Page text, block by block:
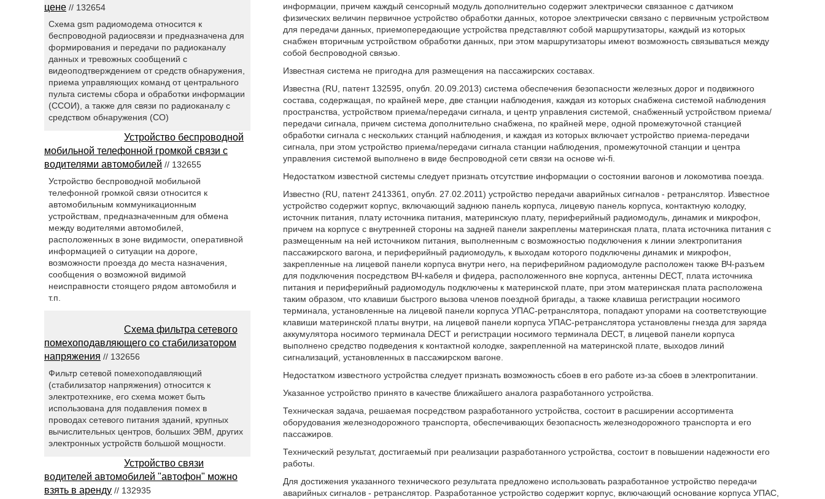
информации, причем каждый сенсорный модуль дополнительно содержит электрически связанное с датчиком
физических величин первичное устройство обработки данных, которое электрически связано с первичным устройством
для передачи данных, приемопередающие устройства представляют собой маршрутизаторы, каждый из которых
снабжен вторичным устройством обработки данных, при этом маршрутизаторы имеют возможность связываться между
собой беспроводной связью.
Известная система не пригодна для размещения на пассажирских составах.
Известна (RU, патент 132595, опубл. 20.09.2013) система обеспечения безопасности железных дорог и подвижного
состава, содержащая, по крайней мере, две станции наблюдения, каждая из которых снабжена системой наблюдения
пространства, устройством приема/передачи сигнала, и центр управления системой, снабженный устройством приема/
передачи сигнала, причем система дополнительно снабжена, по крайней мере, одной промежуточной станцией
обработки сигнала с нескольких станций наблюдения, и каждая из которых включает устройство приема-передачи
сигнала, при этом устройство приема/передачи сигнала станции наблюдения, промежуточной станции и центра
управления системой выполнено в виде беспроводной сети связи на основе wi-fi.
Недостатком известной системы следует признать отсутствие информации о состоянии вагонов и локомотива поезда.
Известно (RU, патент 2413361, опубл. 27.02.2011) устройство передачи аварийных сигналов - ретранслятор. Известное
устройство содержит корпус, включающий заднюю панель корпуса, лицевую панель корпуса, контактную колодку,
источник питания, плату источника питания, материнскую плату, периферийный радиомодуль, динамик и микрофон,
причем на корпусе с внутренней стороны на задней панели закреплены материнская плата, плата источника питания с
размещенным на ней источником питания, выполненным с возможностью подключения к линии электропитания
пассажирского вагона, и периферийный радиомодуль, к выходам которого подключены динамик и микрофон,
закрепленные на лицевой панели корпуса внутри него, на периферийном радиомодуле расположен также ВЧ-разъем
для подключения посредством ВЧ-кабеля и фидера, расположенного вне корпуса, антенны DECT, плата источника
питания и периферийный радиомодуль подключены к материнской плате, при этом материнская плата расположена
таким образом, что клавиши быстрого вызова членов поездной бригады, а также клавиша регистрации носимого
терминала, установленные на лицевой панели корпуса УПАС-ретранслятора, попадают упорами на соответствующие
клавиши материнской платы внутри, на лицевой панели корпуса УПАС-ретранслятора установлены гнезда для заряда
аккумулятора носимого терминала DECT и регистрации носимого терминала DECT, в лицевой панели корпуса
выполнено средство подведения к контактной колодке, закрепленной на материнской плате, выходов линий
сигнализаций, установленных в пассажирском вагоне.
Недостатком известного устройства следует признать возможность сбоев в его работе из-за сбоев в электропитании.
Указанное устройство принято в качестве ближайшего аналога разработанного устройства.
Техническая задача, решаемая посредством разработанного устройства, состоит в расширении ассортимента
оборудования железнодорожного транспорта, обеспечивающих безопасность железнодорожного транспорта и его
пассажиров.
Технический результат, достигаемый при реализации разработанного устройства, состоит в повышении надежности его
работы.
Для достижения указанного технического результата предложено использовать разработанное устройство передачи
аварийных сигналов - ретранслятор. Разработанное устройство содержит корпус, включающий основание корпуса УПАС,
цене // 132654
Схема gsm радиомодема относится к
беспроводной радиосвязи и предназначена для
формирования и передачи по радиоканалу
данных и тревожных сообщений с
видеоподтверждением от средств обнаружения,
приема управляющих команд от центрального
пульта системы сбора и обработки информации
(ССОИ), а также для связи по радиоканалу с
средством обнаружения (СО)
Устройство беспроводной
мобильной телефонной громкой связи с
водителями автомобилей // 132655
Устройство беспроводной мобильной
телефонной громкой связи относится к
автомобильным коммуникационным
устройствам, предназначенным для обмена
между водителями автомобилей,
расположенных в зоне видимости, оперативной
информацией о ситуации на дороге,
возможности проезда до места назначения,
сообщения о возможной видимой
неисправности стоящего рядом автомобиля и
т.п.
Схема фильтра сетевого
помехоподавляющего со стабилизатором
напряжения // 132656
Фильтр сетевой помехоподавляющий
(стабилизатор напряжения) относится к
электротехнике, его схема может быть
использована для подавления помех в
проводах сетевого питания зданий, крупных
вычислительных центров, больших ЭВМ, других
электронных устройств большой мощности.
Устройство связи
водителей автомобилей "автофон" можно
взять в аренду // 132935